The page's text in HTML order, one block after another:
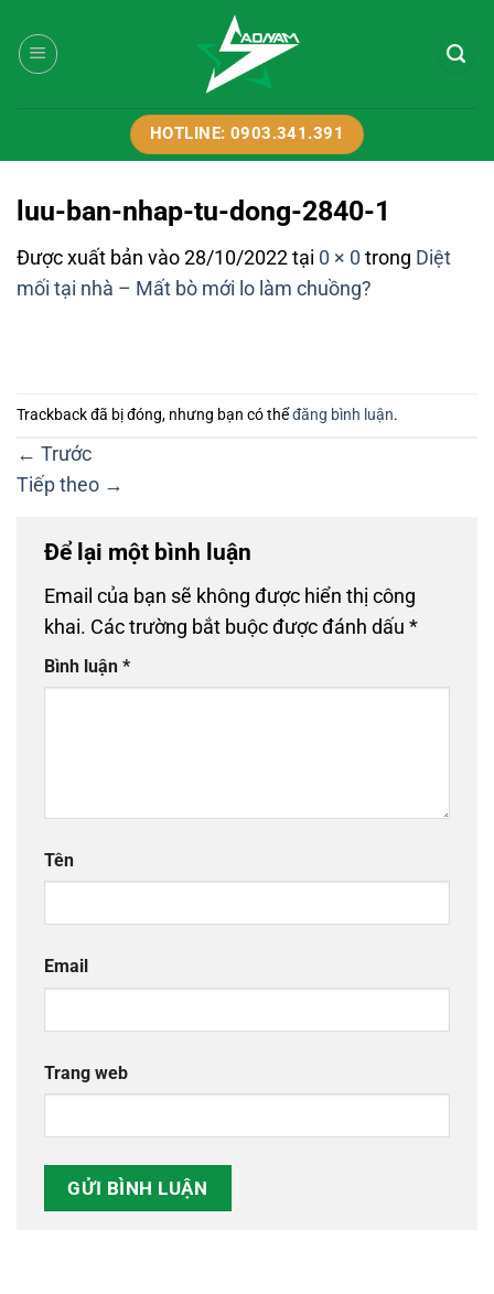
qua
nội
HOTLINE: 0903.341.391
luu-ban-nhap-tu-dong-2840-1
Được xuất bản vào 28/10/2022 tại 0 × 0 trong Diệt
mối tại nhà – Mất bò mới lo làm chuồng?
Trackback đã bị đóng, nhưng bạn có thểđăng bình luận.
← Trước
Tiếp theo →
Để lại một bình luận
Email của bạn sẽ không được hiển thị công
khai. Các trường bắt buộc được đánh dấu *
Bình luận *
Tên
Email
Trang web